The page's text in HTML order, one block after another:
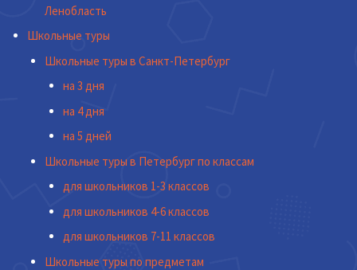
Ленобласть
Школьные туры
Школьные туры в Санкт-Петербург
на 3 дня
на 4 дня
на 5 дней
Школьные туры в Петербург по классам
для школьников 1-3 классов
для школьников 4-6 классов
для школьников 7-11 классов
Школьные туры по предметам